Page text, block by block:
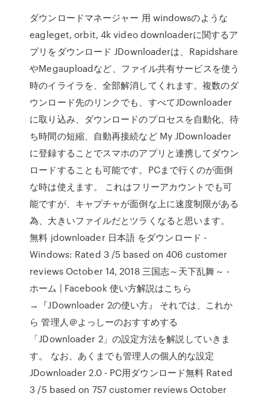
ダウンロードマネージャー 用 windowsのような
eagleget, orbit, 4k video downloaderに関するア
プリをダウンロード JDownloaderは、Rapidshare
やMegauploadなど、ファイル共有サービスを使う
時のイライラを、全部解消してくれます。複数のダ
ウンロード先のリンクでも、すべてJDownloader
に取り込み、ダウンロードのプロセスを自動化、待
ち時間の短縮、自動再接続など My JDownloader
に登録することでスマホのアプリと連携してダウン
ロードすることも可能です。PCまで行くのが面倒
な時は使えます。 これはフリーアカウントでも可
能ですが、キャプチャが面倒な上に速度制限がある
為、大きいファイルだとツラくなると思います。
無料 jdownloader 日本語 をダウンロード -
Windows: Rated 3 /5 based on 406 customer
reviews October 14, 2018 三国志～天下乱舞～ -
ホーム | Facebook 使い方解説はこちら
→『JDownloader 2の使い方』 それでは、これか
ら 管理人＠よっしーのおすすめする
「JDownloader 2」の設定方法を解説していきま
す。 なお、あくまでも管理人の個人的な設定
JDownloader 2.0 - PC用ダウンロード無料 Rated
3 /5 based on 757 customer reviews October